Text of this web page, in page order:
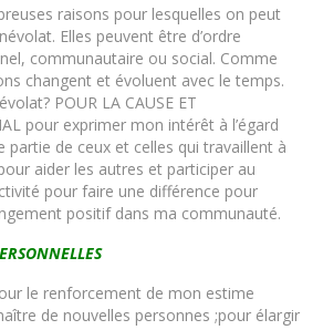
raisons pour lesquelles on peut
Elles peuvent être d’ordre
communautaire ou social. Comme
changent et évoluent avec le temps.
POUR LA CAUSE ET
pour exprimer mon intérêt à l’égard
partie de ceux et celles qui travaillent à
aider les autres et participer au
pour faire une différence pour
positif dans ma communauté.
le renforcement de mon estime
de nouvelles personnes ;pour élargir